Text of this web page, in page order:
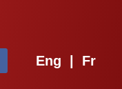
Eng | Fr